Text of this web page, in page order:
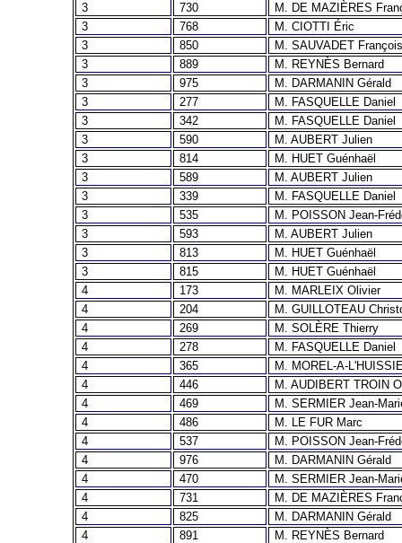
3 730
M. DE MAZIÈRES
3
768
M. CIOTTI Éric
3
850
M. SAUVADET
3
889
M. REYNÈS Bernard
3
975
M. DARMANIN Gérald
3
277
M. FASQUELLE Daniel
3
342
M. FASQUELLE Daniel
3
590
M. AUBERT Julien
3
814
M. HUET Guénhaël
3
589
M. AUBERT Julien
3
339
M. FASQUELLE Daniel
3
535
M. POISSON Jean-
3
593
M. AUBERT Julien
3
813
M. HUET Guénhaël
3
815
M. HUET Guénhaël
4
173
M. MARLEIX Olivier
4
204
M. GUILLOTEAU
4
269
M. SOLÈRE Thierry
4
278
M. FASQUELLE Daniel
4
365
M. MOREL-A-
4
446
M. AUDIBERT TROIN
4
469
M. SERMIER Jean-
4
486
M. LE FUR Marc
4
537
M. POISSON Jean-
4
976
M. DARMANIN Gérald
4
470
M. SERMIER Jean-
4
731
M. DE MAZIÈRES
4
825
M. DARMANIN Gérald
4
891
M. REYNÈS Bernard